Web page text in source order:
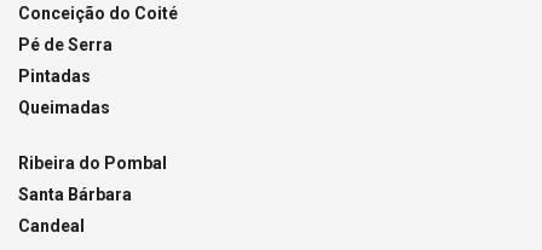
Conceição do Coité
Pé de Serra
Pintadas
Queimadas
Ribeira do Pombal
Santa Bárbara
Candeal